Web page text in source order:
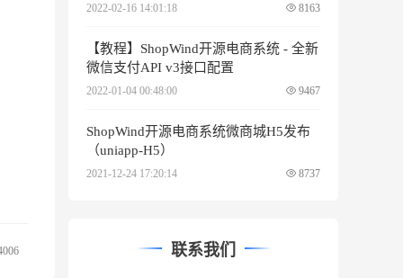
2022-02-16 14:01:18 8163
【教程】ShopWind开源电商系统 - 全新
微信支付API v3接口配置
2022-01-04 00:48:00 9467
ShopWind开源电商系统微商城H5发布
（uniapp-H5）
2021-12-24 17:20:14 8737
联系我们